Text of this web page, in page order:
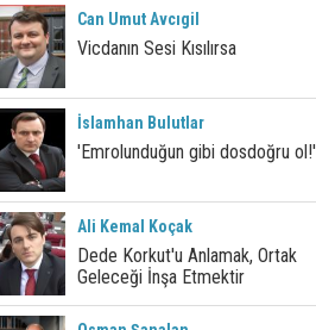
Can Umut Avcıgil
Vicdanın Sesi Kısılırsa
İslamhan Bulutlar
'Emrolunduğun gibi dosdoğru ol!'
Ali Kemal Koçak
Dede Korkut'u Anlamak, Ortak
Geleceği İnşa Etmektir